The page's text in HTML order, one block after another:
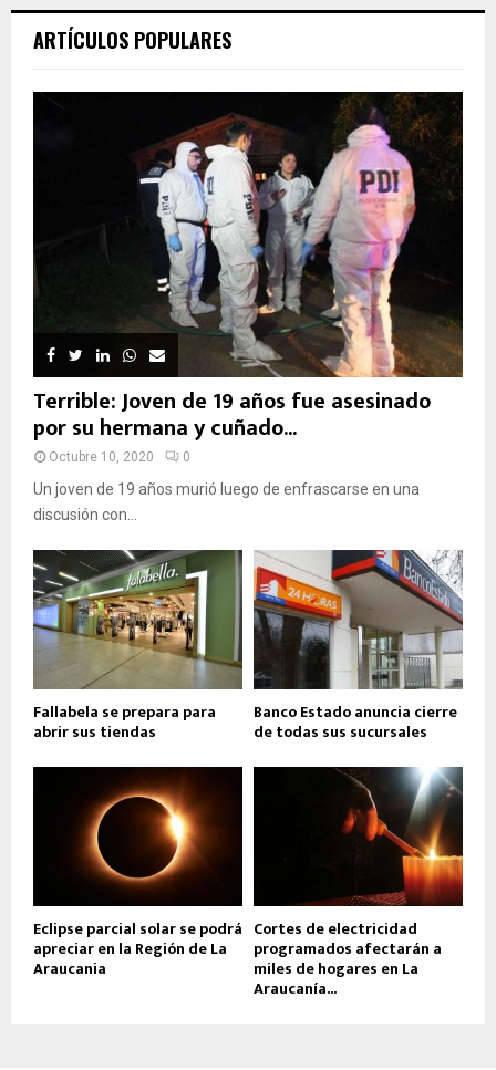
ARTÍCULOS POPULARES
Terrible: Joven de 19 años fue asesinado
por su hermana y cuñado...
Octubre 10, 2020 0
Un joven de 19 años murió luego de enfrascarse en una
discusión con...
Fallabela se prepara para
abrir sus tiendas
Banco Estado anuncia cierre
de todas sus sucursales
Eclipse parcial solar se podrá
apreciar en la Región de La
Araucania
Cortes de electricidad
programados afectarán a
miles de hogares en La
Araucanía...